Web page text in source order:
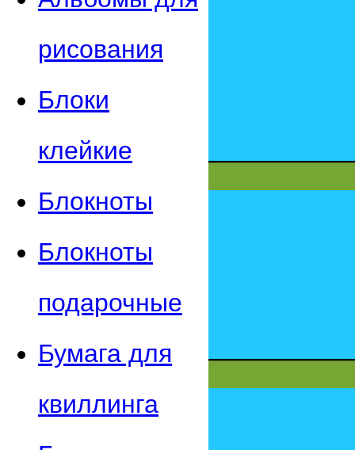
рисования
Блоки
клейкие
Блокноты
Блокноты
подарочные
Бумага для
квиллинга